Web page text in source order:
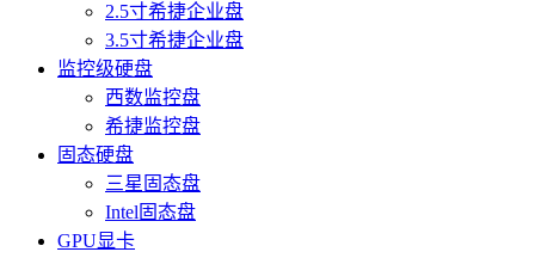
2.5寸希捷企业盘
3.5寸希捷企业盘
监控级硬盘
西数监控盘
希捷监控盘
固态硬盘
三星固态盘
Intel固态盘
GPU显卡